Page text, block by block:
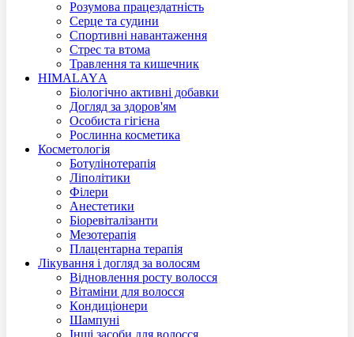
Розумова працездатність
Серце та судини
Спортивні навантаження
Стрес та втома
Травлення та кишечник
HIMALAYА
Біологічно активні добавки
Догляд за здоров'ям
Особистa гігієна
Рoслинна косметика
Косметологія
Ботулінотерапія
Ліполітики
Філери
Анестетики
Біоревіталізанти
Мезотерапія
Плацентарна терапія
Лікування і догляд за волосям
Відновлення росту волосся
Вітаміни для волосся
Кoндиціонери
Шампуні
Інші засоби для волосся